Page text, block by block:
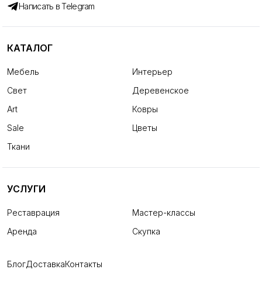
Написать в Telegram
КАТАЛОГ
Мебель
Интерьер
Свет
Деревенское
Art
Ковры
Sale
Цветы
Ткани
УСЛУГИ
Реставрация
Мастер-классы
Аренда
Скупка
БлогДоставкаКонтакты